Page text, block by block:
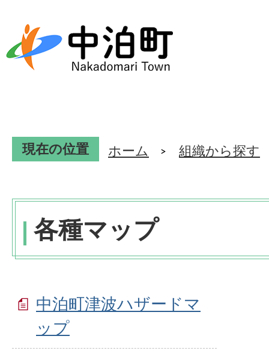
現在の位置 ホーム 組織から探す
各種マップ
中泊町津波ハザードマ
ップ